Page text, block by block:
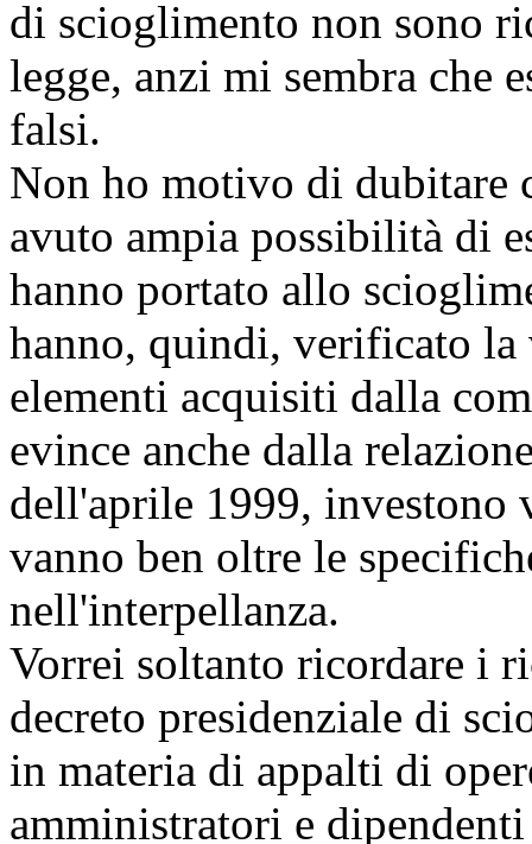
di scioglimento non sono
legge, anzi mi sembra che
falsi.
Non ho motivo di dubitare
avuto ampia possibilità di
hanno portato allo
hanno, quindi, verificato la
elementi acquisiti dalla
evince anche dalla
dell'aprile 1999, investono
vanno ben oltre le
nell'interpellanza.
Vorrei soltanto ricordare i
decreto presidenziale di
in materia di appalti di
amministratori e